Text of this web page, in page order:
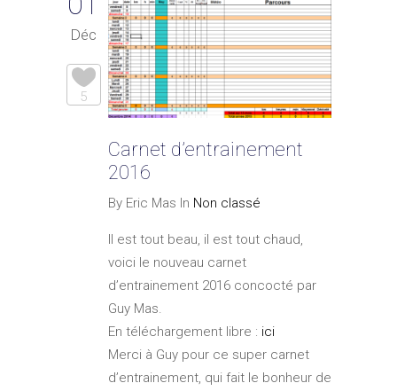
Déc
5
Carnet d’entrainement
2016
By Eric Mas In Non classé
Il est tout beau, il est tout chaud,
voici le nouveau carnet
d’entrainement 2016 concocté par
Guy Mas.
En téléchargement libre : ici
Merci à Guy pour ce super carnet
d’entrainement, qui fait le bonheur de